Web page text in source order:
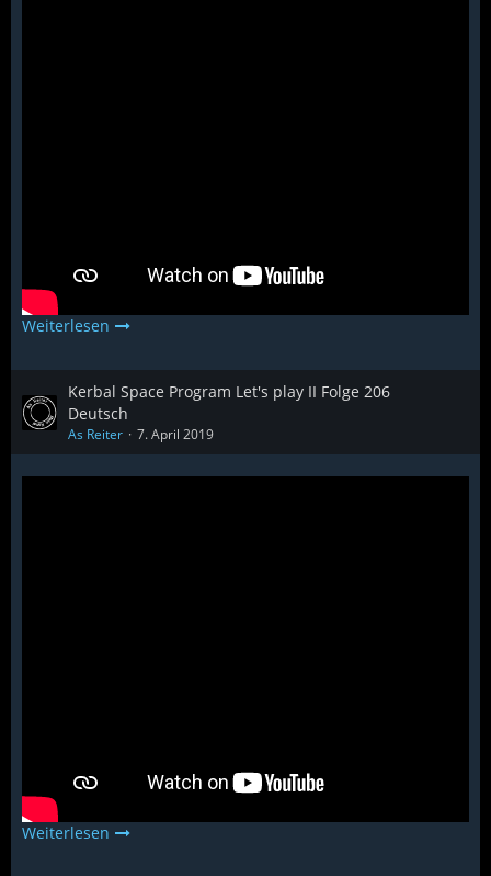
Weiterlesen
Kerbal Space Program Let's play II Folge 206
Deutsch
As Reiter 7. April 2019
Weiterlesen